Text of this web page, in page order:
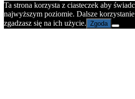
Ta strona korzysta z ciasteczek aby
najwyższym poziomie. Dalsze
zgadzasz się na ich użycie. Zgoda